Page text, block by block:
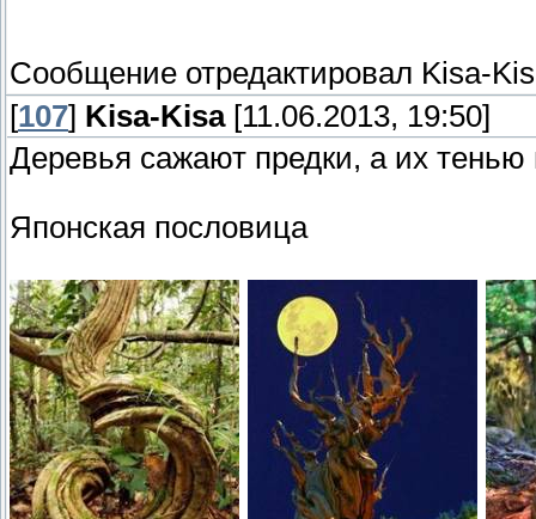
Сообщение отредактировал Kisa-
[107] Kisa-Kisa[11.06.2013, 19:50]
Деревья сажают предки, а их тенью
Японская пословица